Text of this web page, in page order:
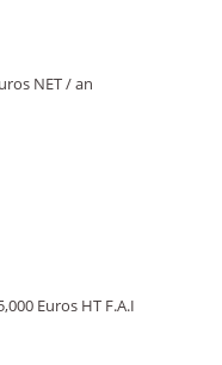
NET / an
Euros HT F.A.I